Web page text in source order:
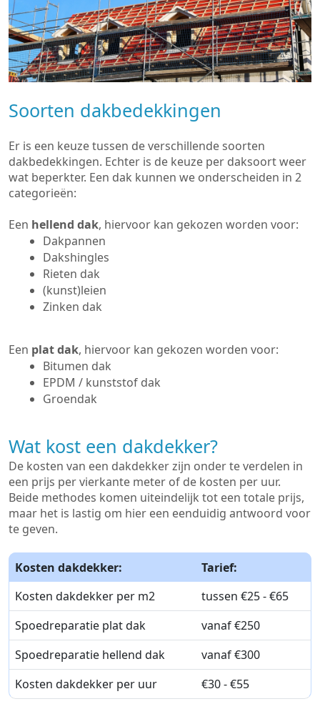
Soorten dakbedekkingen
Er is een keuze tussen de verschillende soorten
dakbedekkingen. Echter is de keuze per daksoort weer
wat beperkter. Een dak kunnen we onderscheiden in 2
categorieën:
Een hellend dak, hiervoor kan gekozen worden voor:
Dakpannen
Dakshingles
Rieten dak
(kunst)leien
Zinken dak
Een plat dak, hiervoor kan gekozen worden voor:
Bitumen dak
EPDM / kunststof dak
Groendak
Wat kost een dakdekker?
De kosten van een dakdekker zijn onder te verdelen in
een prijs per vierkante meter of de kosten per uur.
Beide methodes komen uiteindelijk tot een totale prijs,
maar het is lastig om hier een eenduidig antwoord voor
te geven.
Kosten dakdekker:
Tarief:
Kosten dakdekker per m2
tussen €25 - €65
Spoedreparatie plat dak
vanaf €250
Spoedreparatie hellend dak
vanaf €300
Kosten dakdekker per uur
€30 - €55